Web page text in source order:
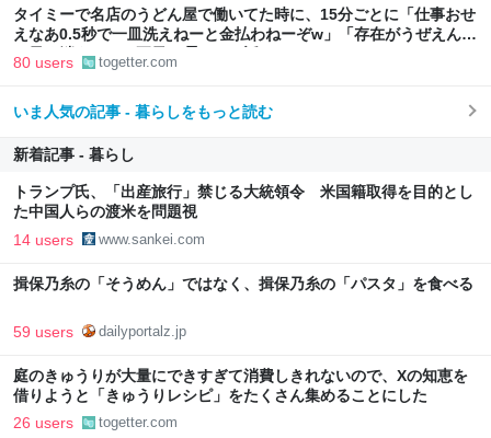
タイミーで名店のうどん屋で働いてた時に、15分ごとに「仕事おせ
えなあ0.5秒で一皿洗えねーと金払わねーぞw」「存在がうぜえんだ
よ早く消えろ」と耳元で囁かれた話
80 users togetter.com
いま人気の記事 - 暮らしをもっと読む
新着記事 - 暮らし
トランプ氏、「出産旅行」禁じる大統領令 米国籍取得を目的とし
た中国人らの渡米を問題視
14 users www.sankei.com
揖保乃糸の「そうめん」ではなく、揖保乃糸の「パスタ」を食べる
59 users dailyportalz.jp
庭のきゅうりが大量にできすぎて消費しきれないので、Xの知恵を
借りようと「きゅうりレシピ」をたくさん集めることにした
26 users togetter.com